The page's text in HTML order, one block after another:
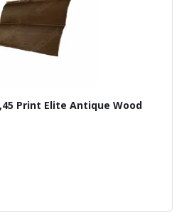
Print Elite Antique Wood